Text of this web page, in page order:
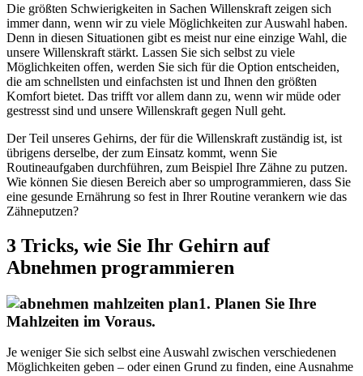
Die größten Schwierigkeiten in Sachen Willenskraft zeigen sich
immer dann, wenn wir zu viele Möglichkeiten zur Auswahl haben.
Denn in diesen Situationen gibt es meist nur eine einzige Wahl, die
unsere Willenskraft stärkt. Lassen Sie sich selbst zu viele
Möglichkeiten offen, werden Sie sich für die Option entscheiden,
die am schnellsten und einfachsten ist und Ihnen den größten
Komfort bietet. Das trifft vor allem dann zu, wenn wir müde oder
gestresst sind und unsere Willenskraft gegen Null geht.
Der Teil unseres Gehirns, der für die Willenskraft zuständig ist, ist
übrigens derselbe, der zum Einsatz kommt, wenn Sie
Routineaufgaben durchführen, zum Beispiel Ihre Zähne zu putzen.
Wie können Sie diesen Bereich aber so umprogrammieren, dass Sie
eine gesunde Ernährung so fest in Ihrer Routine verankern wie das
Zähneputzen?
3 Tricks, wie Sie Ihr Gehirn auf
Abnehmen programmieren
1. Planen Sie Ihre
Mahlzeiten im Voraus.
Je weniger Sie sich selbst eine Auswahl zwischen verschiedenen
Möglichkeiten geben – oder einen Grund zu finden, eine Ausnahme